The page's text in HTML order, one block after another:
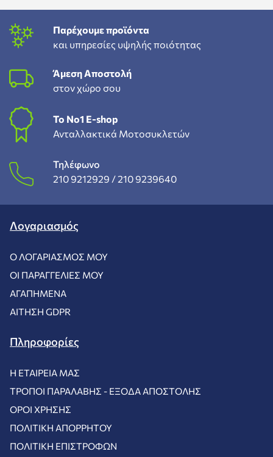
Παρέχουμε προϊόντα
και υπηρεσίες υψηλής ποιότητας
Άμεση Αποστολή
στον χώρο σου
To Νο1 Ε-shop
Ανταλλακτικά Μοτοσυκλετών
Τηλέφωνο
210 9212929 /210 9239640
Λογαριασμός
Ο ΛΟΓΑΡΙΑΣΜΌΣ ΜΟΥ
ΟΙ ΠΑΡΑΓΓΕΛΊΕΣ ΜΟΥ
ΑΓΑΠΗΜΈΝΑ
ΑΊΤΗΣΗ GDPR
Πληροφορίες
Η ΕΤΑΙΡΕΊΑ ΜΑΣ
ΤΡΌΠΟΙ ΠΑΡΑΛΑΒΉΣ - ΈΞΟΔΑ ΑΠΟΣΤΟΛΉΣ
ΌΡΟΙ ΧΡΉΣΗΣ
ΠΟΛΙΤΙΚΉ ΑΠΟΡΡΉΤΟΥ
ΠΟΛΙΤΙΚΉ ΕΠΙΣΤΡΟΦΏΝ